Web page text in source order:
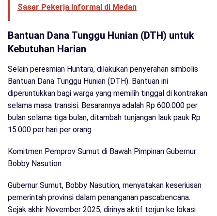
Sasar Pekerja Informal di Medan
Bantuan Dana Tunggu Hunian (DTH) untuk
Kebutuhan Harian
Selain peresmian Huntara, dilakukan penyerahan simbolis
Bantuan Dana Tunggu Hunian (DTH). Bantuan ini
diperuntukkan bagi warga yang memilih tinggal di kontrakan
selama masa transisi. Besarannya adalah Rp 600.000 per
bulan selama tiga bulan, ditambah tunjangan lauk pauk Rp
15.000 per hari per orang.
Komitmen Pemprov Sumut di Bawah Pimpinan Gubernur
Bobby Nasution
Gubernur Sumut, Bobby Nasution, menyatakan keseriusan
pemerintah provinsi dalam penanganan pascabencana.
Sejak akhir November 2025, dirinya aktif terjun ke lokasi